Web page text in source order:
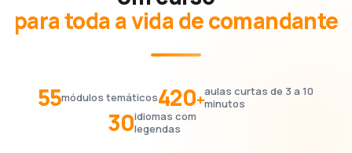
para toda a vida de comandante
55módulos temáticos420+aulas curtas de 3 a 10
minutos
30idiomas com
legendas